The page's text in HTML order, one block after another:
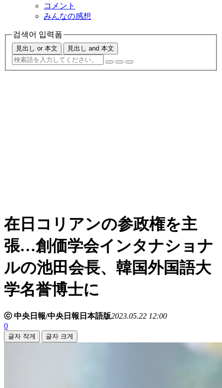
コメント
みんなの感想
검색어 입력폼
見出し or 本文 見出し and 本文
在日コリアンの参政権を主
張…創価学会インタナショナ
ルの池田会長、韓国外国語大
学名誉博士に
ⓒ 中央日報/中央日報日本語版2023.05.22 12:00
0
글자 작게 글자 크게